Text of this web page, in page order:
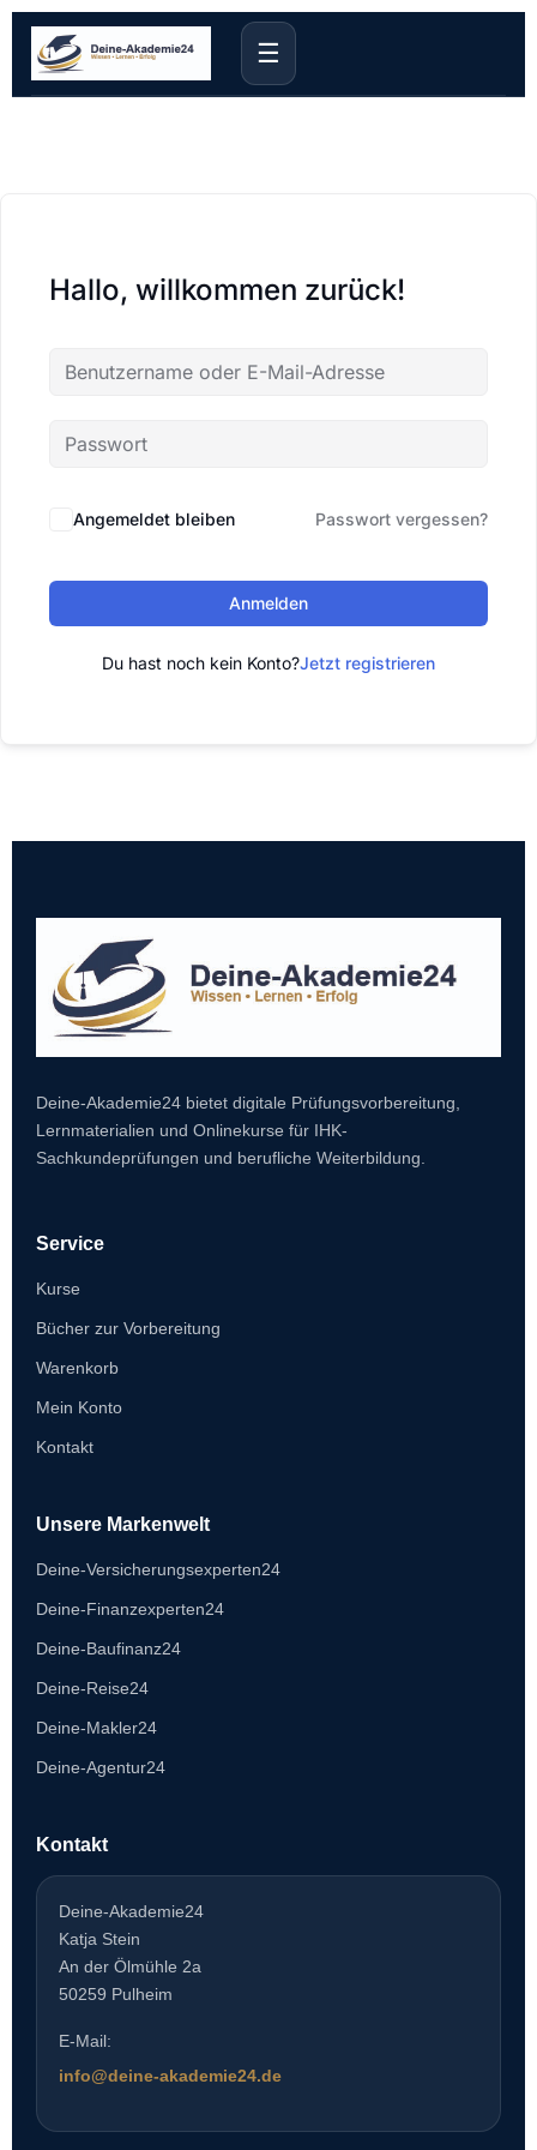
☰
Hallo, willkommen zurück!
Angemeldet bleiben Passwort vergessen?
Anmelden
Du hast noch kein Konto?Jetzt registrieren
Deine-Akademie24 bietet digitale Prüfungsvorbereitung,
Lernmaterialien und Onlinekurse für IHK-
Sachkundeprüfungen und berufliche Weiterbildung.
Service
Kurse
Bücher zur Vorbereitung
Warenkorb
Mein Konto
Kontakt
Unsere Markenwelt
Deine-Versicherungsexperten24
Deine-Finanzexperten24
Deine-Baufinanz24
Deine-Reise24
Deine-Makler24
Deine-Agentur24
Kontakt
Deine-Akademie24
Katja Stein
An der Ölmühle 2a
50259 Pulheim
E-Mail:
info@deine-akademie24.de